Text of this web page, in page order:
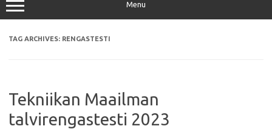
Menu
TAG ARCHIVES: RENGASTESTI
Tekniikan Maailman
talvirengastesti 2023